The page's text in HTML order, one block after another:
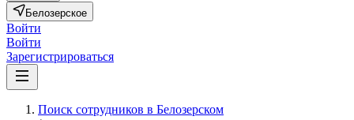
Белозерское
Войти
Войти
Зарегистрироваться
Поиск сотрудников в Белозерском